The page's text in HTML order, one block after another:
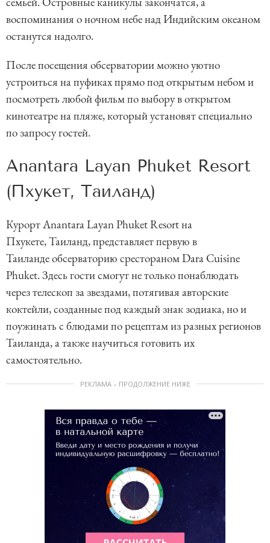
воспоминания о ночном небе над Индийским океаном
останутся надолго.
После посещения обсерватории можно уютно
устроиться на пуфиках прямо под открытым небом и
посмотреть любой фильм по выбору в открытом
кинотеатре на пляже, который установят специально
по запросу гостей.
Anantara Layan Phuket Resort
(Пхукет, Таиланд)
Курорт Anantara Layan Phuket Resort на
Пхукете, Таиланд, представляет первую в
Таиланде обсерваторию срестораном Dara Cuisine
Phuket. Здесь гости смогут не только понаблюдать
через телескоп за звездами, потягивая авторские
коктейли, созданные под каждый знак зодиака, но и
поужинать с блюдами по рецептам из разных регионов
Таиланда, а также научиться готовить их
самостоятельно.
РЕКЛАМА – ПРОДОЛЖЕНИЕ НИЖЕ